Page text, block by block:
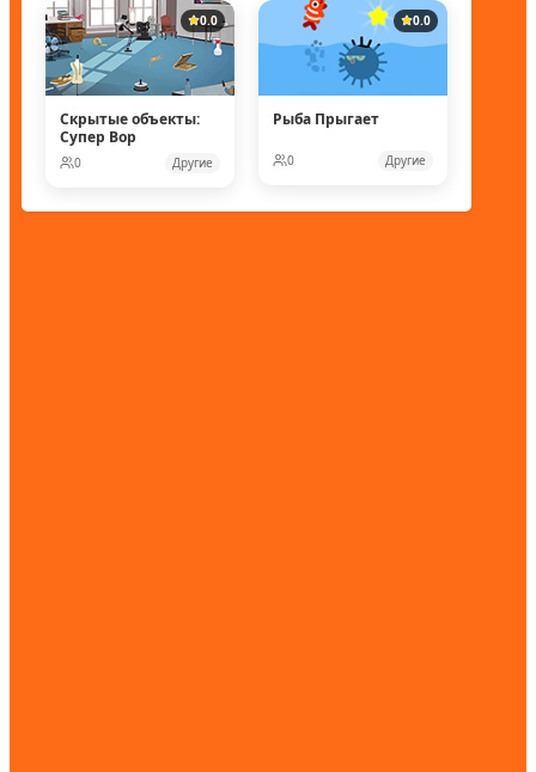
0.0
Скрытые объекты:
Супер Вор
0 Другие
0.0
Рыба Прыгает
0 Другие